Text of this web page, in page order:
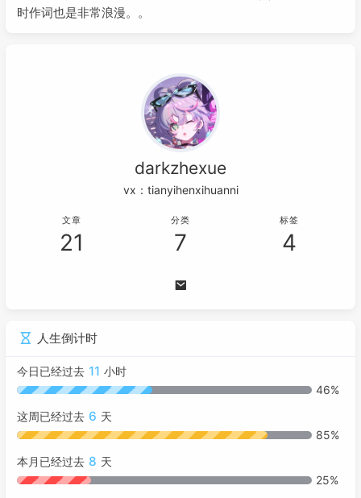
时作词也是非常浪漫。。
darkzhexue
vx：tianyihenxihuanni
文章
21
分类
7
标签
4
人生倒计时
今日已经过去 11 小时
46%
这周已经过去 6 天
85%
本月已经过去 8 天
25%